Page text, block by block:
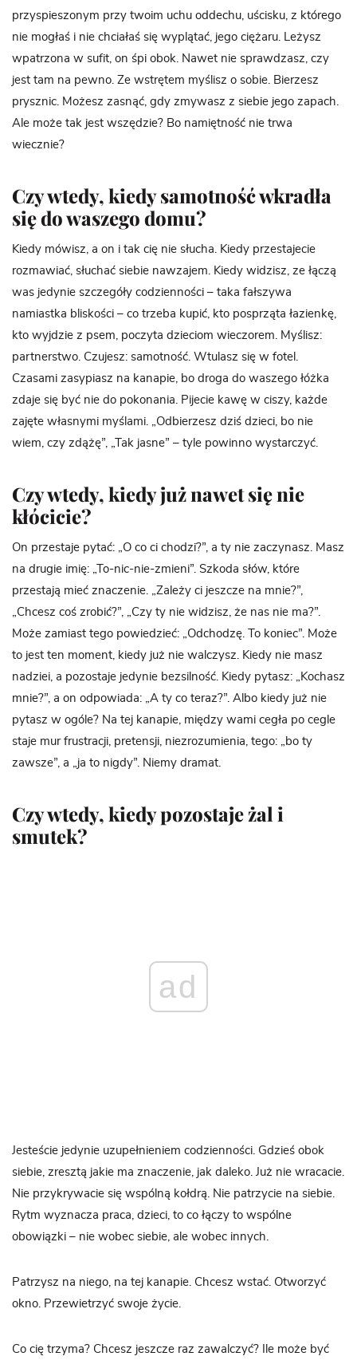
przyspieszonym przy twoim uchu oddechu, uścisku, z którego
nie mogłaś i nie chciałaś się wyplątać, jego ciężaru. Leżysz
wpatrzona w sufit, on śpi obok. Nawet nie sprawdzasz, czy
jest tam na pewno. Ze wstrętem myślisz o sobie. Bierzesz
prysznic. Możesz zasnąć, gdy zmywasz z siebie jego zapach.
Ale może tak jest wszędzie? Bo namiętność nie trwa
wiecznie?
Czy wtedy, kiedy samotność wkradła
się do waszego domu?
Kiedy mówisz, a on i tak cię nie słucha. Kiedy przestajecie
rozmawiać, słuchać siebie nawzajem. Kiedy widzisz, ze łączą
was jedynie szczegóły codzienności – taka fałszywa
namiastka bliskości – co trzeba kupić, kto posprząta łazienkę,
kto wyjdzie z psem, poczyta dzieciom wieczorem. Myślisz:
partnerstwo. Czujesz: samotność. Wtulasz się w fotel.
Czasami zasypiasz na kanapie, bo droga do waszego łóżka
zdaje się być nie do pokonania. Pijecie kawę w ciszy, każde
zajęte własnymi myślami. „Odbierzesz dziś dzieci, bo nie
wiem, czy zdążę”, „Tak jasne” – tyle powinno wystarczyć.
Czy wtedy, kiedy już nawet się nie
kłócicie?
On przestaje pytać: „O co ci chodzi?”, a ty nie zaczynasz. Masz
na drugie imię: „To-nic-nie-zmieni”. Szkoda słów, które
przestają mieć znaczenie. „Zależy ci jeszcze na mnie?”,
„Chcesz coś zrobić?”, „Czy ty nie widzisz, że nas nie ma?”.
Może zamiast tego powiedzieć: „Odchodzę. To koniec”. Może
to jest ten moment, kiedy już nie walczysz. Kiedy nie masz
nadziei, a pozostaje jedynie bezsilność. Kiedy pytasz: „Kochasz
mnie?”, a on odpowiada: „A ty co teraz?”. Albo kiedy już nie
pytasz w ogóle? Na tej kanapie, między wami cegła po cegle
staje mur frustracji, pretensji, niezrozumienia, tego: „bo ty
zawsze”, a „ja to nigdy”. Niemy dramat.
Czy wtedy, kiedy pozostaje żal i
smutek?
ad
Jesteście jedynie uzupełnieniem codzienności. Gdzieś obok
siebie, zresztą jakie ma znaczenie, jak daleko. Już nie wracacie.
Nie przykrywacie się wspólną kołdrą. Nie patrzycie na siebie.
Rytm wyznacza praca, dzieci, to co łączy to wspólne
obowiązki – nie wobec siebie, ale wobec innych.
Patrzysz na niego, na tej kanapie. Chcesz wstać. Otworzyć
okno. Przewietrzyć swoje życie.
Co cię trzyma? Chcesz jeszcze raz zawalczyć? Ile może być